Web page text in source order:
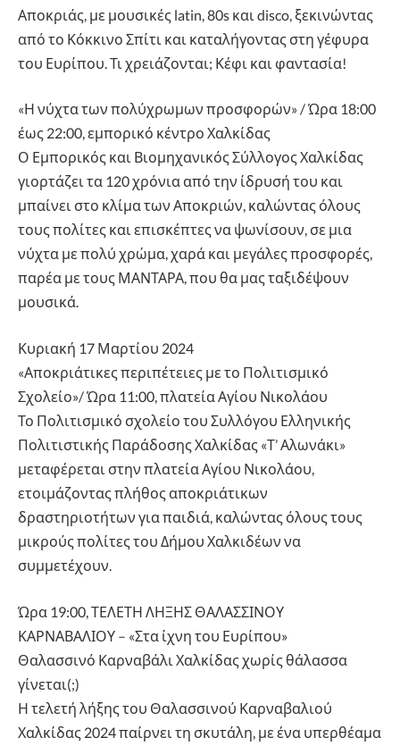
Αποκριάς, με μουσικές latin, 80s και disco, ξεκινώντας
από το Κόκκινο Σπίτι και καταλήγοντας στη γέφυρα
του Ευρίπου. Τι χρειάζονται; Κέφι και φαντασία!
«Η νύχτα των πολύχρωμων προσφορών» / Ώρα 18:00
έως 22:00, εμπορικό κέντρο Χαλκίδας
Ο Εμπορικός και Βιομηχανικός Σύλλογος Χαλκίδας
γιορτάζει τα 120 χρόνια από την ίδρυσή του και
μπαίνει στο κλίμα των Αποκριών, καλώντας όλους
τους πολίτες και επισκέπτες να ψωνίσουν, σε μια
νύχτα με πολύ χρώμα, χαρά και μεγάλες προσφορές,
παρέα με τους ΜΑΝΤΑΡΑ, που θα μας ταξιδέψουν
μουσικά.
Κυριακή 17 Μαρτίου 2024
«Αποκριάτικες περιπέτειες με το Πολιτισμικό
Σχολείο»/ Ώρα 11:00, πλατεία Αγίου Νικολάου
Το Πολιτισμικό σχολείο του Συλλόγου Ελληνικής
Πολιτιστικής Παράδοσης Χαλκίδας «Τ’ Αλωνάκι»
μεταφέρεται στην πλατεία Αγίου Νικολάου,
ετοιμάζοντας πλήθος αποκριάτικων
δραστηριοτήτων για παιδιά, καλώντας όλους τους
μικρούς πολίτες του Δήμου Χαλκιδέων να
συμμετέχουν.
Ώρα 19:00, ΤΕΛΕΤΗ ΛΗΞΗΣ ΘΑΛΑΣΣΙΝΟΥ
ΚΑΡΝΑΒΑΛΙΟΥ – «Στα ίχνη του Ευρίπου»
Θαλασσινό Καρναβάλι Χαλκίδας χωρίς θάλασσα
γίνεται(;)
Η τελετή λήξης του Θαλασσινού Καρναβαλιού
Χαλκίδας 2024 παίρνει τη σκυτάλη, με ένα υπερθέαμα